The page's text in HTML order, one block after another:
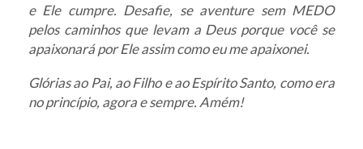
e Ele cumpre. Desafie, se aventure sem MEDO
pelos caminhos que levam a Deus porque você se
apaixonará por Ele assim como eu me apaixonei.
Glórias ao Pai, ao Filho e ao Espírito Santo, como era
no princípio, agora e sempre. Amém!